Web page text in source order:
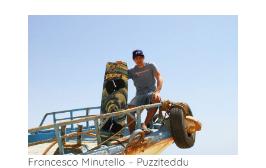
Francesco Minutello – Puzziteddu